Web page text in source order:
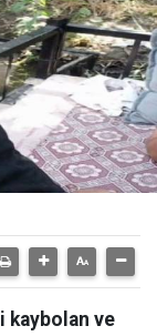
kaybolan ve